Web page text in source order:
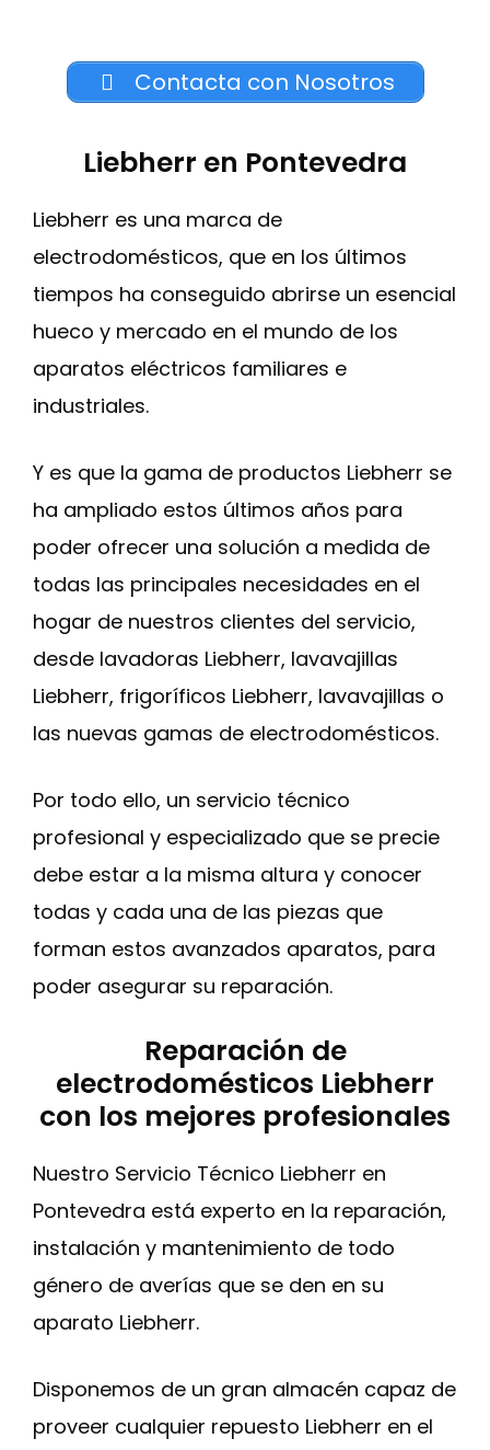
Contacta con Nosotros
Liebherr en Pontevedra
Liebherr es una marca de
electrodomésticos, que en los últimos
tiempos ha conseguido abrirse un esencial
hueco y mercado en el mundo de los
aparatos eléctricos familiares e
industriales.
Y es que la gama de productos Liebherr se
ha ampliado estos últimos años para
poder ofrecer una solución a medida de
todas las principales necesidades en el
hogar de nuestros clientes del servicio,
desde lavadoras Liebherr, lavavajillas
Liebherr, frigoríficos Liebherr, lavavajillas o
las nuevas gamas de electrodomésticos.
Por todo ello, un servicio técnico
profesional y especializado que se precie
debe estar a la misma altura y conocer
todas y cada una de las piezas que
forman estos avanzados aparatos, para
poder asegurar su reparación.
Reparación de
electrodomésticos Liebherr
con los mejores profesionales
Nuestro Servicio Técnico Liebherr en
Pontevedra está experto en la reparación,
instalación y mantenimiento de todo
género de averías que se den en su
aparato Liebherr.
Disponemos de un gran almacén capaz de
proveer cualquier repuesto Liebherr en el